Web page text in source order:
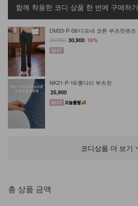
함께 착용한 코디 상품 한 번에 구매하기
DM33-P-08/다프네 코튼 부츠컷팬츠
36,900 30,900 16%
NK21-P-16/롱다리 부츠컷
25,900
NK61-PI-12/커들 올밴딩 와이드팬츠
_YN
코디상품 더 보기
총 상품 금액